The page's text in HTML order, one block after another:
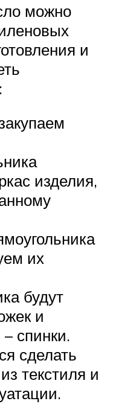
можно
и
изделия,
их
будут
и
спинки.
сделать
текстиля и